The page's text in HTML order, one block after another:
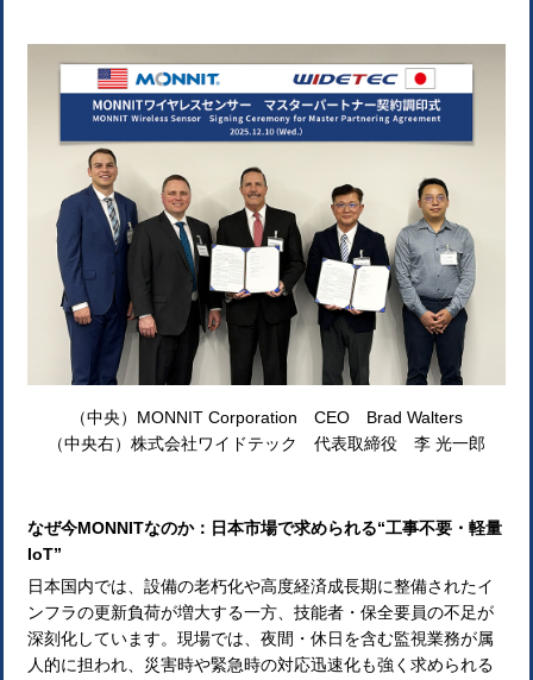
（中央）MONNIT Corporation CEO Brad Walters
（中央右）株式会社ワイドテック 代表取締役 李 光一郎
なぜ今MONNITなのか：日本市場で求められる“工事不要・軽量
IoT”
日本国内では、設備の老朽化や高度経済成長期に整備されたイ
ンフラの更新負荷が増大する一方、技能者・保全要員の不足が
深刻化しています。現場では、夜間・休日を含む監視業務が属
人的に担われ、災害時や緊急時の対応迅速化も強く求められる